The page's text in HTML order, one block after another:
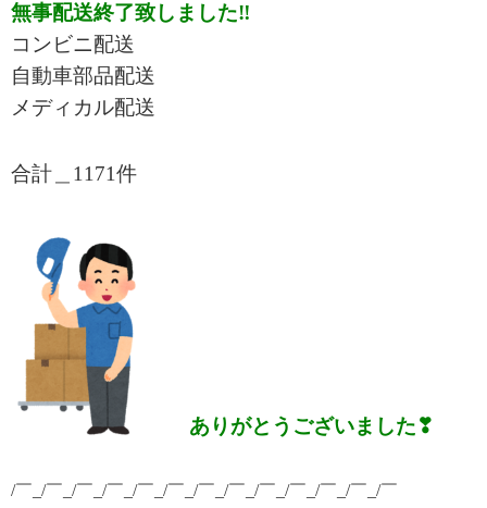
無事配送終了致しました‼
コンビニ配送
自動車部品配送
メディカル配送
合計＿1171件
ありがとうございました❣
/￣_/￣_/￣_/￣_/￣_/￣_/￣_/￣_/￣_/￣_/￣_/￣_/￣